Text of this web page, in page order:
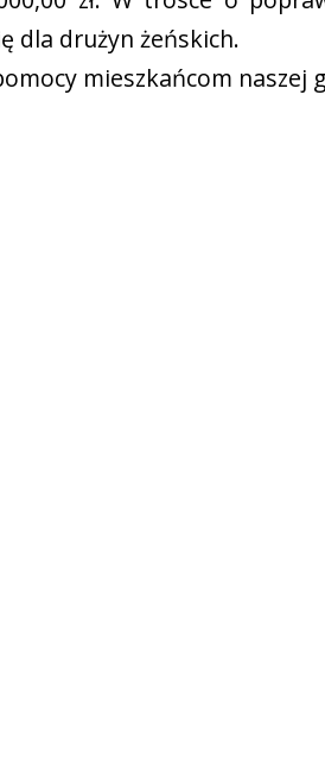
dla drużyn żeńskich.
mieszkańcom naszej